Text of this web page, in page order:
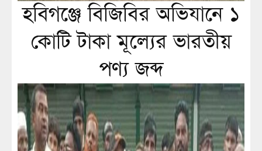
হবিগঞ্জে বিজিবির অভিযানে ১
কোটি টাকা মূল্যের ভারতীয়
পণ্য জব্দ